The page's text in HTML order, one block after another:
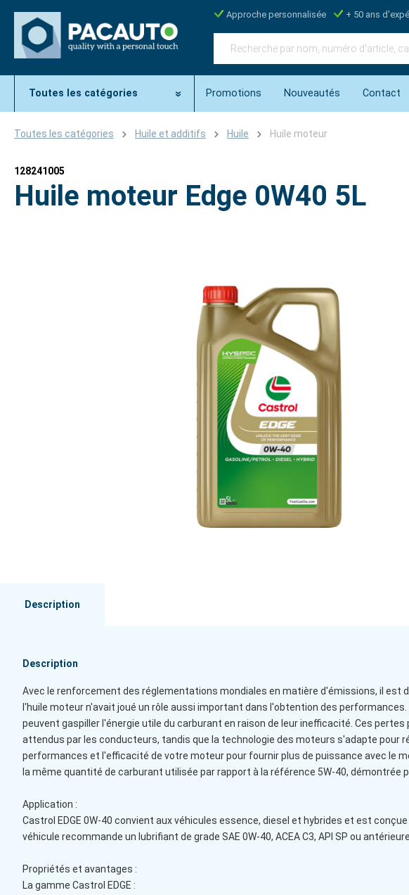
Approche personnalisée + 50 ans
Toutes les catégories Promotions Nouveautés Contact
Toutes les catégories Huile et additifs Huile Huile moteur
128241005
Huile moteur Edge 0W40 5L
Description
Description
Avec le renforcement des réglementations mondiales en matière d'émissions, il est
l'huile moteur n'avait joué un rôle aussi important dans l'obtention des
peuvent gaspiller l'énergie utile du carburant en raison de leur inefficacité. Ces
attendus par les conducteurs, tandis que la technologie des moteurs s'adapte pour
performances et l'efficacité de votre moteur pour fournir plus de puissance avec le
la même quantité de carburant utilisée par rapport à la référence 5W-40, démontrée
Application :
Castrol EDGE 0W-40 convient aux véhicules essence, diesel et hybrides et est
véhicule recommande un lubrifiant de grade SAE 0W-40, ACEA C3, API SP ou
Propriétés et avantages :
La gamme Castrol EDGE :